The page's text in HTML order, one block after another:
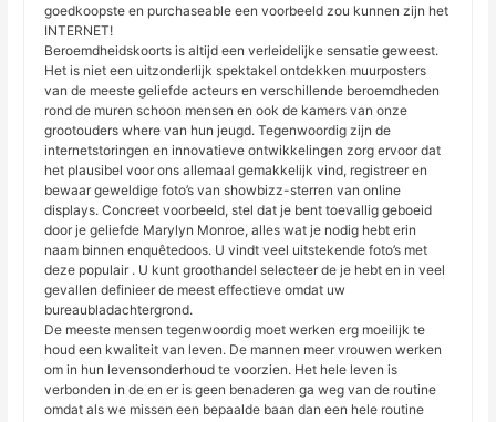
goedkoopste en purchaseable een voorbeeld zou kunnen zijn het
INTERNET!
Beroemdheidskoorts is altijd een verleidelijke sensatie geweest.
Het is niet een uitzonderlijk spektakel ontdekken muurposters
van de meeste geliefde acteurs en verschillende beroemdheden
rond de muren schoon mensen en ook de kamers van onze
grootouders where van hun jeugd. Tegenwoordig zijn de
internetstoringen en innovatieve ontwikkelingen zorg ervoor dat
het plausibel voor ons allemaal gemakkelijk vind, registreer en
bewaar geweldige foto’s van showbizz-sterren van online
displays. Concreet voorbeeld, stel dat je bent toevallig geboeid
door je geliefde Marylyn Monroe, alles wat je nodig hebt erin
naam binnen enquêtedoos. U vindt veel uitstekende foto’s met
deze populair . U kunt groothandel selecteer de je hebt en in veel
gevallen definieer de meest effectieve omdat uw
bureaubladachtergrond.
De meeste mensen tegenwoordig moet werken erg moeilijk te
houd een kwaliteit van leven. De mannen meer vrouwen werken
om in hun levensonderhoud te voorzien. Het hele leven is
verbonden in de en er is geen benaderen ga weg van de routine
omdat als we missen een bepaalde baan dan een hele routine